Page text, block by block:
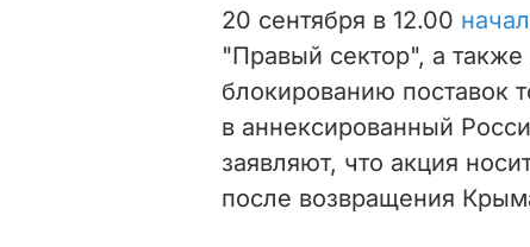
20 сентября в 12.00
"Правый сектор", а
блокированию поставок
в аннексированный
заявляют, что акция
после возвращения